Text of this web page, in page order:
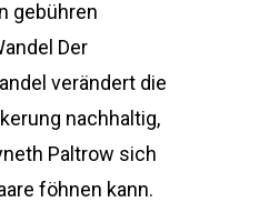
gebühren
Der
verändert die
nachhaltig,
Paltrow sich
föhnen kann.